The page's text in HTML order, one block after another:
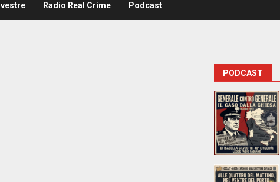
Radio Real Crime Podcast
PODCAST